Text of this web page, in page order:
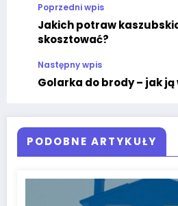
Poprzedni wpis
Jakich potraw
skosztować?
Następny wpis
Golarka do brody – jak ją
PODOBNE ARTYKUŁY